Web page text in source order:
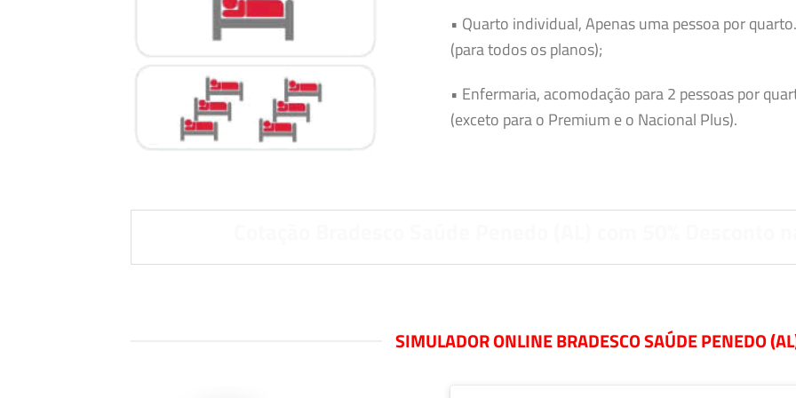
• Quarto individual, Apenas uma pessoa por quarto.
(para todos os planos);
• Enfermaria, acomodação para 2 pessoas por
(exceto para o Premium e o Nacional Plus).
SIMULADOR ONLINE BRADESCO SAÚDE PENEDO